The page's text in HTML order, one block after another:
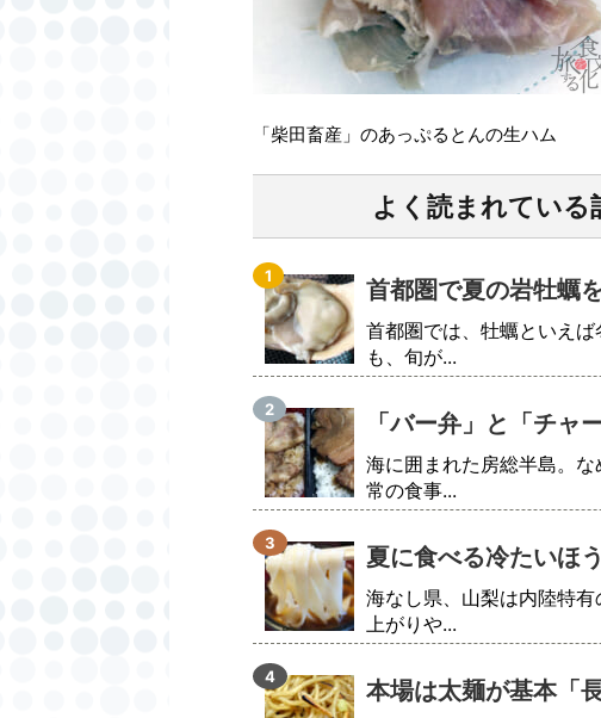
「柴田畜産」のあっぷるとんの生ハム
よく読まれている
首都圏で夏の岩牡蠣
首都圏では、牡蠣といえ
も、旬が...
「バー弁」と「チ
海に囲まれた房総半島。
常の食事...
夏に食べる冷たいほ
海なし県、山梨は内陸特
上がりや...
本場は太麺が基本「